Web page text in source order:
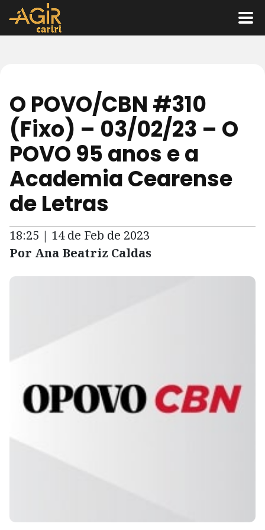
O POVO/CBN #310
(Fixo) – 03/02/23 – O
POVO 95 anos e a
Academia Cearense
de Letras
18:25 | 14 de Feb de 2023
Por Ana Beatriz Caldas